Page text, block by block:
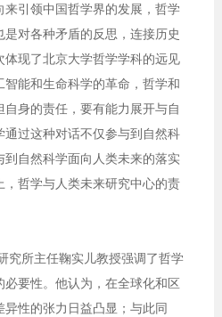
引领中国哲学界的发展，哲学
对各种矛盾的反思，连接历史
现了北京大学哲学学科的远见
能和生命科学的革命，哲学和
自身的责任，要有能力展开与自
过这种对话不仅参与到自然科
自然科学面向人类未来的落实
哲学与人类未来研究中心的责
所主任鞠实儿教授强调了哲学
要性。他认为，在全球化和区
性的张力日益凸显；与此同